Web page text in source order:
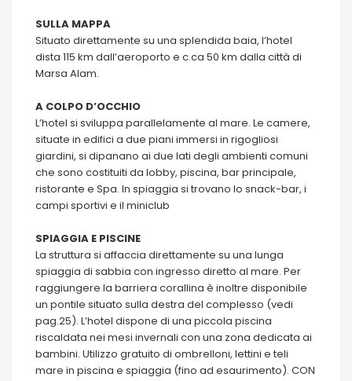
SULLA MAPPA
Situato direttamente su una splendida baia, l’hotel
dista 115 km dall’aeroporto e c.ca 50 km dalla città di
Marsa Alam.
A COLPO D’OCCHIO
L’hotel si sviluppa parallelamente al mare. Le camere,
situate in edifici a due piani immersi in rigogliosi
giardini, si dipanano ai due lati degli ambienti comuni
che sono costituiti da lobby, piscina, bar principale,
ristorante e Spa. In spiaggia si trovano lo snack-bar, i
campi sportivi e il miniclub
SPIAGGIA E PISCINE
La struttura si affaccia direttamente su una lunga
spiaggia di sabbia con ingresso diretto al mare. Per
raggiungere la barriera corallina è inoltre disponibile
un pontile situato sulla destra del complesso (vedi
pag.25). L’hotel dispone di una piccola piscina
riscaldata nei mesi invernali con una zona dedicata ai
bambini. Utilizzo gratuito di ombrelloni, lettini e teli
mare in piscina e spiaggia (fino ad esaurimento). CON